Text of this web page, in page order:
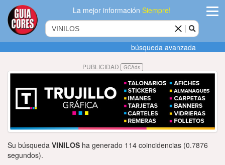
La mejor informaciónSiempre!
Agregar
empresa
Actualizar
datos
Publicidad
búsqueda avanzada
PUBLICIDAD GCAds
Su búsqueda VINILOS ha generado 114 coincidencias (0.7876
segundos).